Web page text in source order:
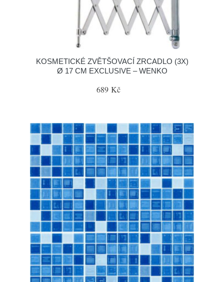
KOSMETICKÉ ZVĚTŠOVACÍ ZRCADLO (3X)
Ø 17 CM EXCLUSIVE – WENKO
689 Kč